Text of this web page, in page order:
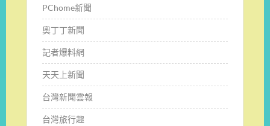
PChome新聞
奧丁丁新聞
記者爆料網
天天上新聞
台灣新聞雲報
台灣旅行趣